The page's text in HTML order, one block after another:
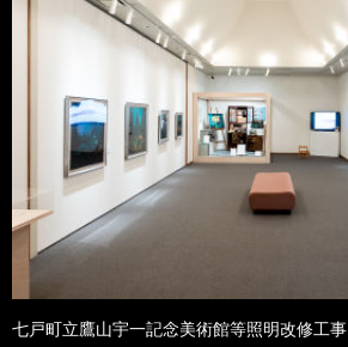
七戸町立鷹山宇一記念美術館等照明改修工事